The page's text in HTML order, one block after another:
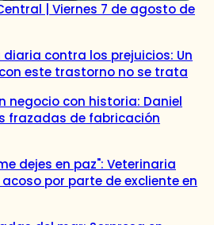
| Viernes 7 de agosto de
diaria contra los prejuicios: Un
este trastorno no se trata
negocio con historia: Daniel
frazadas de fabricación
dejes en paz": Veterinaria
por parte de excliente en